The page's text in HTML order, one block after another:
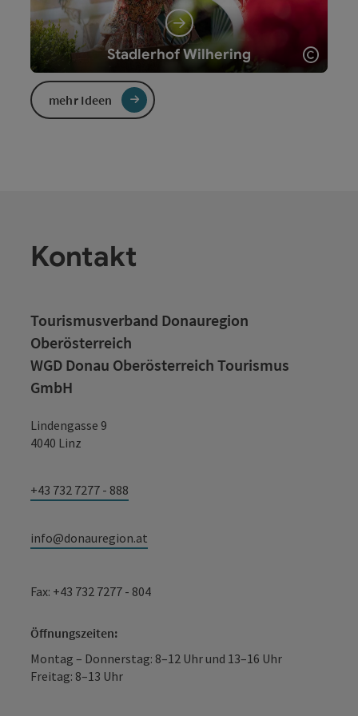
Stadlerhof Wilhering
mehr Ideen
Kontakt
Tourismusverband Donauregion
Oberösterreich
WGD Donau Oberösterreich Tourismus
GmbH
Lindengasse 9
4040 Linz
+43 732 7277 - 888
info@donauregion.at
Fax: +43 732 7277 - 804
Öffnungszeiten:
Montag – Donnerstag: 8–12 Uhr und 13–16 Uhr
Freitag: 8–13 Uhr